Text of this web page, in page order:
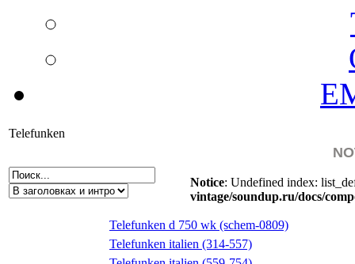
Telefunken
Notice: Undefined index:
vintage/soundup.ru/docs/
Telefunken d 750 wk (schem-0809)
Telefunken italien (314-557)